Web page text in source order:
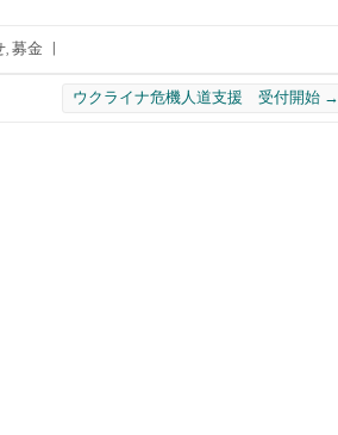
,募金 |
ウクライナ危機人道支援 受付開始 →